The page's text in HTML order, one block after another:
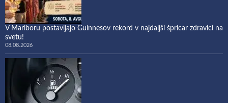
V Mariboru postavljajo Guinnesov rekord v najdaljši špricar zdravici na
svetu!
08.08.2026